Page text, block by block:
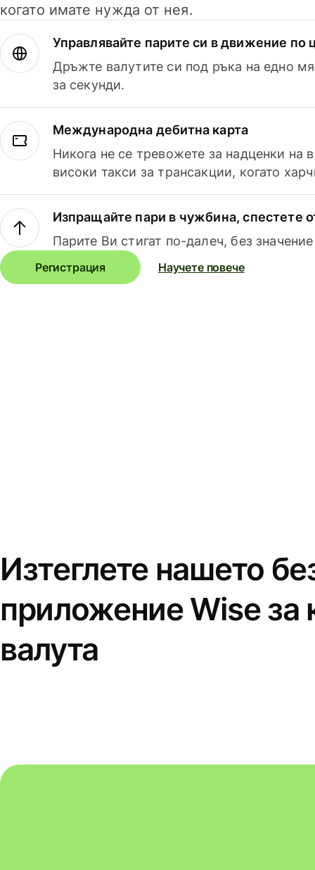
когато имате нужда от нея.
Управлявайте парите си в движение по
Дръжте валутите си под ръка на едно
за секунди.
Международна дебитна карта
Никога не се тревожете за надценки на
високи такси за трансакции, когато
Изпращайте пари в чужбина, спестете
Парите Ви стигат по-далеч, без
Регистрация Научете повече
Изтеглете нашето
приложение Wise за
валута